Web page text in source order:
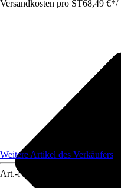
Versandkosten pro ST68,49 €*/
Weitere Artikel des Verkäufers
Art.-Nr.